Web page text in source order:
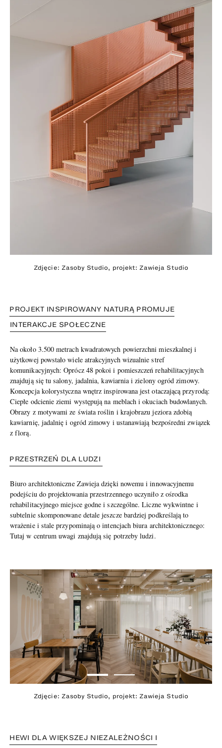
Zdjęcie: Zasoby Studio, projekt: Zawieja Studio
PROJEKT INSPIROWANY NATURĄ PROMUJE
INTERAKCJE SPOŁECZNE
Na około 3.500 metrach kwadratowych powierzchni mieszkalnej i
użytkowej powstało wiele atrakcyjnych wizualnie stref
komunikacyjnych: Oprócz 48 pokoi i pomieszczeń rehabilitacyjnych
znajdują się tu salony, jadalnia, kawiarnia i zielony ogród zimowy.
Koncepcja kolorystyczna wnętrz inspirowana jest otaczającą przyrodą:
Ciepłe odcienie ziemi występują na meblach i okuciach budowlanych.
Obrazy z motywami ze świata roślin i krajobrazu jeziora zdobią
kawiarnię, jadalnię i ogród zimowy i ustanawiają bezpośredni związek
z florą.
PRZESTRZEŃ DLA LUDZI
Biuro architektoniczne Zawieja dzięki nowemu i innowacyjnemu
podejściu do projektowania przestrzennego uczyniło z ośrodka
rehabilitacyjnego miejsce godne i szczególne. Liczne wykwintne i
subtelnie skomponowane detale jeszcze bardziej podkreślają to
wrażenie i stale przypominają o intencjach biura architektonicznego:
Tutaj w centrum uwagi znajdują się potrzeby ludzi.
Zdjęcie: Zasoby Studio, projekt: Zawieja Studio
HEWI DLA WIĘKSZEJ NIEZALEŻNOŚCI I